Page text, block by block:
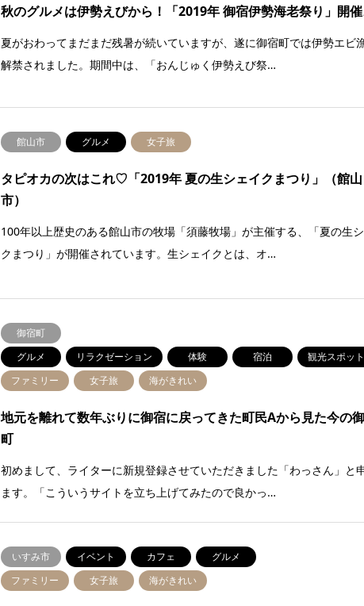
秋のグルメは伊勢えびから！「2019年 御宿伊勢海老祭り」開催
夏がおわってまだまだ残暑が続いていますが、遂に御宿町では伊勢エビ
解禁されました。期間中は、「おんじゅく伊勢えび祭…
館山市 グルメ 女子旅
タピオカの次はこれ♡「2019年 夏の生シェイクまつり」（館山
市）
100年以上歴史のある館山市の牧場「須藤牧場」が主催する、「夏の生
クまつり」が開催されています。生シェイクとは、オ…
御宿町
グルメ
リラクゼーション 体験 宿泊
観光スポット
ファミリー
女子旅 海がきれい
地元を離れて数年ぶりに御宿に戻ってきた町民Aから見た今の
町
初めまして、ライターに新規登録させていただきました「わっさん」と
ます。「こういうサイトを立ち上げてみたので良かっ…
いすみ市 イベント カフェ
グルメ
ファミリー
女子旅 海がきれい